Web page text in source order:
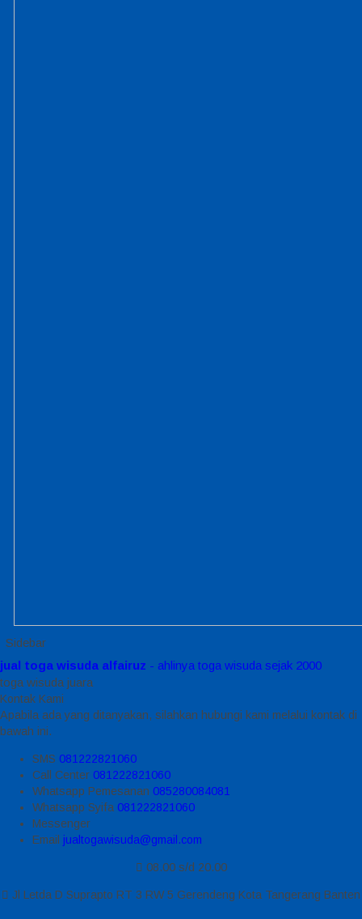
Sidebar
jual toga wisuda alfairuz - ahlinya toga wisuda sejak 2000
toga wisuda juara
Kontak Kami
Apabila ada yang ditanyakan, silahkan hubungi kami melalui kontak di
bawah ini.
SMS 081222821060
Call Center 081222821060
Whatsapp Pemesanan 085280084081
Whatsapp Syifa 081222821060
Messenger
Email jualtogawisuda@gmail.com
08.00 s/d 20.00
Jl Letda D Suprapto RT 3 RW 5 Gerendeng Kota Tangerang Banten